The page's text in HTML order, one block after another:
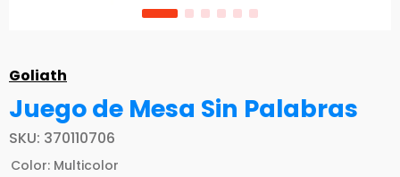
Goliath
Juego de Mesa Sin Palabras
SKU: 370110706
Color: Multicolor